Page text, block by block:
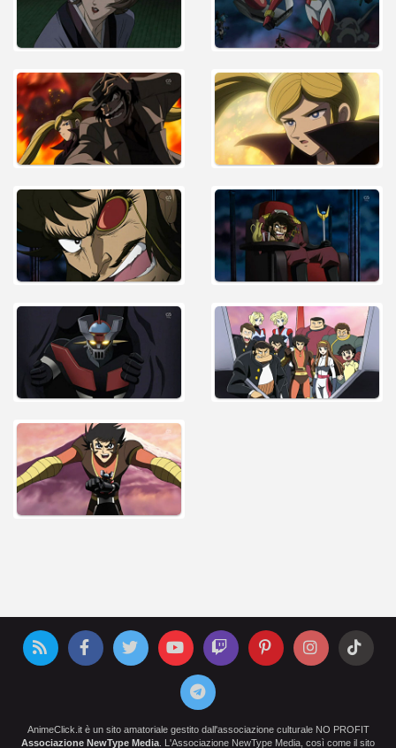
AnimeClick.it è un sito amatoriale gestito dall'associazione culturale NO PROFIT
Associazione NewType Media . L'Associazione NewType Media, così come il sito